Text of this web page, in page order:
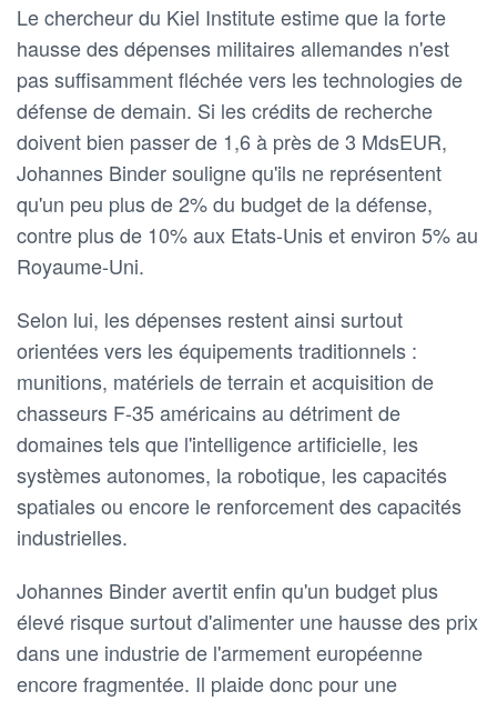
Le chercheur du Kiel Institute estime que la forte
hausse des dépenses militaires allemandes n'est
pas suffisamment fléchée vers les technologies de
défense de demain. Si les crédits de recherche
doivent bien passer de 1,6 à près de 3 MdsEUR,
Johannes Binder souligne qu'ils ne représentent
qu'un peu plus de 2% du budget de la défense,
contre plus de 10% aux Etats-Unis et environ 5% au
Royaume-Uni.
Selon lui, les dépenses restent ainsi surtout
orientées vers les équipements traditionnels :
munitions, matériels de terrain et acquisition de
chasseurs F-35 américains au détriment de
domaines tels que l'intelligence artificielle, les
systèmes autonomes, la robotique, les capacités
spatiales ou encore le renforcement des capacités
industrielles.
Johannes Binder avertit enfin qu'un budget plus
élevé risque surtout d'alimenter une hausse des prix
dans une industrie de l'armement européenne
encore fragmentée. Il plaide donc pour une